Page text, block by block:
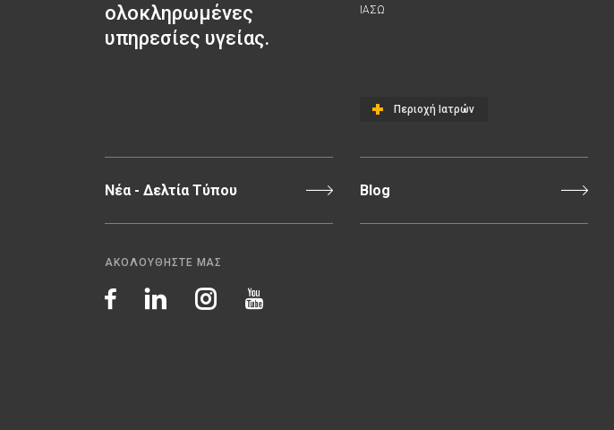
ολοκληρωμένες
υπηρεσίες υγείας.
ΙΑΣΩ
Περιοχή Ιατρών
Νέα - Δελτία Τύπου Blog
ΑΚΟΛΟΥΘΗΣΤΕ ΜΑΣ